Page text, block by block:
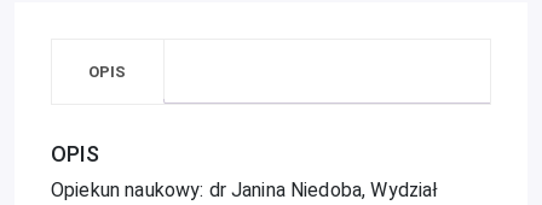
OPIS
OPIS
Opiekun naukowy: dr Janina Niedoba, Wydział